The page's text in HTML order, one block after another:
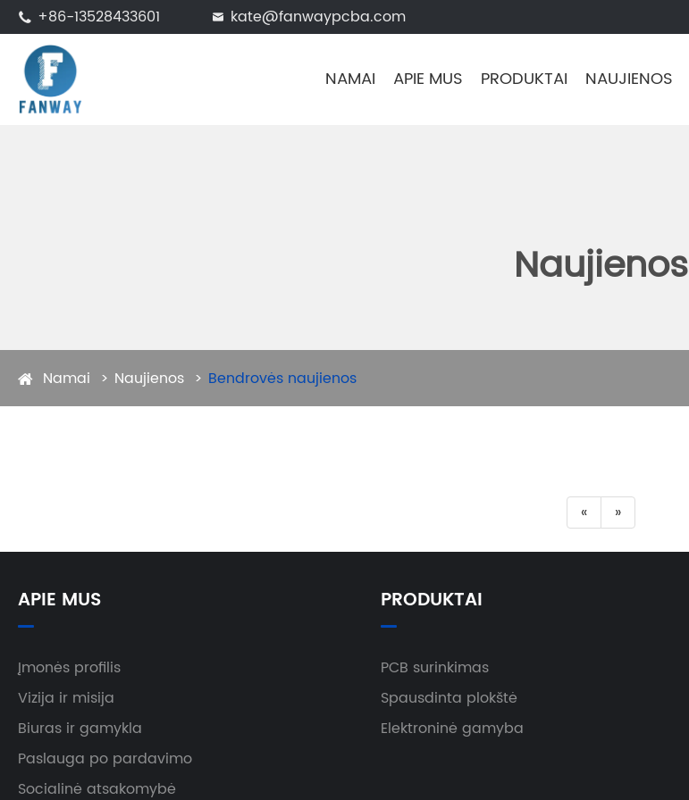
 +86-13528433601  kate@fanwaypcba.com
NAMAI APIE MUS PRODUKTAI NAUJIENOS
Naujienos
Namai Naujienos Bendrovės naujienos
« »
APIE MUS
Įmonės profilis
Vizija ir misija
Biuras ir gamykla
Paslauga po pardavimo
Socialinė atsakomybė
PRODUKTAI
PCB surinkimas
Spausdinta plokštė
Elektroninė gamyba